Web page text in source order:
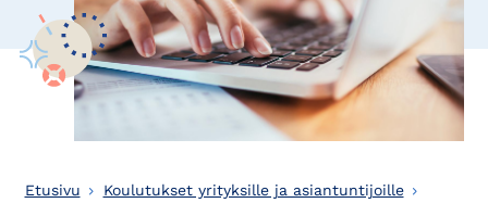
Etusivu
Koulutukset yrityksille ja asiantuntijoille